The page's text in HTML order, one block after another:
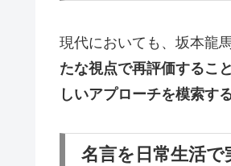
現代においても、坂本龍
たな視点で再評価するこ
しいアプローチを模索す
名言を日常生活で